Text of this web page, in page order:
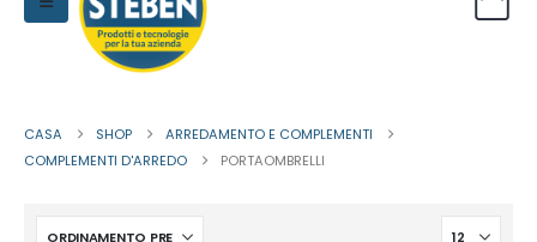
CASA SHOP
ARREDAMENTO E COMPLEMENTI
COMPLEMENTI D'ARREDO
PORTAOMBRELLI